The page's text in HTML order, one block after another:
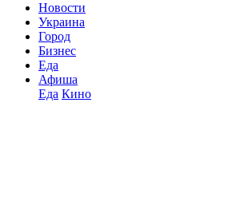
Новости
Украина
Город
Бизнес
Еда
Афиша
Еда Кино